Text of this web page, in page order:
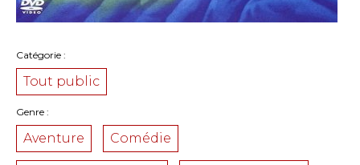
Catégorie
Tout public
Genre
Aventure Comédie